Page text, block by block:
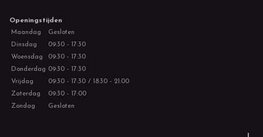
Openingstijden
Maandag
Gesloten
Dinsdag
09:30 - 17:30
Woensdag
09:30 - 17:30
Donderdag 09:30 - 17:30
Vrijdag
09:30 - 17:30 / 18:30 - 21:00
Zaterdag
09:30 - 17:00
Zondag
Gesloten